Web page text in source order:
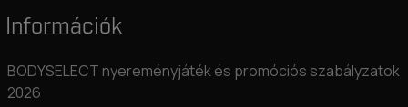
Információk
BODYSELECT nyereményjáték és promóciós szabályzatok
2026